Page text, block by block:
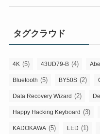
タグクラウド
4K (5) 43UD79-B (4)
Bluetooth (5) BY50S (2)
Data Recovery Wizard (2)
Happy Hacking Keyboard (3)
KADOKAWA (5) LED (1)